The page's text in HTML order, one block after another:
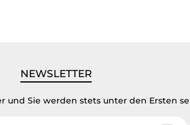
NEWSLETTER
Sie werden stets unter den Ersten